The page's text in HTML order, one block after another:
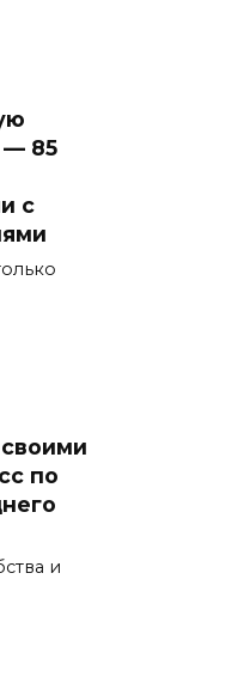
— 85
с
по
и